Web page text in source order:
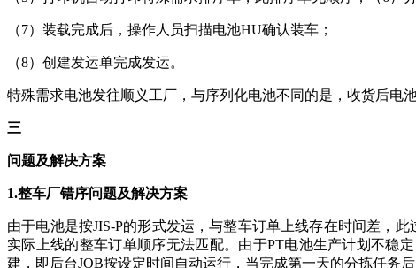
（7）装载完成后，操作人员扫描电池HU确认装车；
（8）创建发运单完成发运。
特殊需求电池发往顺义工厂，与序列化电池不同的是，收货后电
三
问题及解决方案
1.整车厂错序问题及解决方案
由于电池是按JIS-P的形式发运，与整车订单上线存在时间差，
实际上线的整车订单顺序无法匹配。由于PT电池生产计划不稳
建，即后台JOB按设定时间自动运行，当完成第一天的分拣任务